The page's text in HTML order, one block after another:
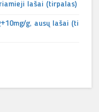
lašai (tirpalas)
g, ausų lašai (ti